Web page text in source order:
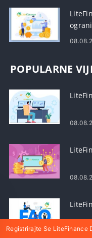
POPULARNE
Registrirajte Se LiteFinance